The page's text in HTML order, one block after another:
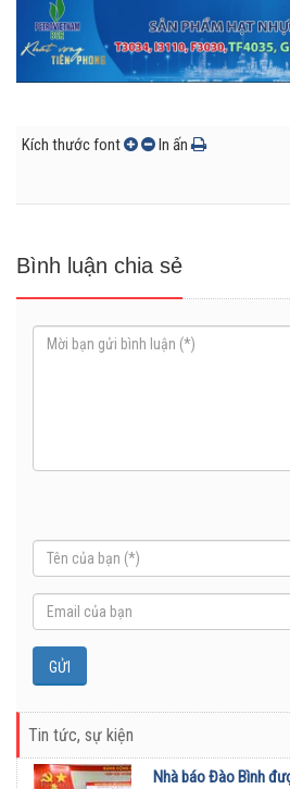
Kích thước font In ấn
Bình luận chia sẻ
Tin tức, sự kiện
Nhà báo Đào Bình